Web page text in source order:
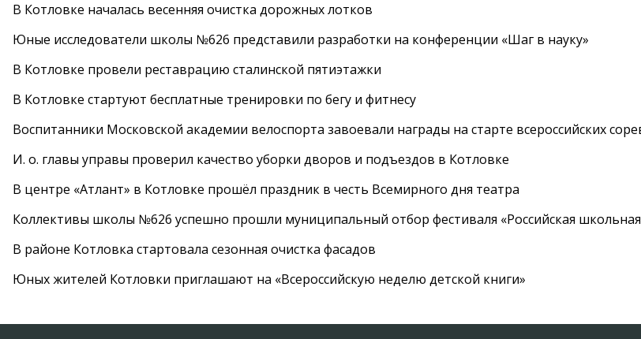
В Котловке началась весенняя очистка дорожных лотков
Юные исследователи школы №626 представили разработки на конференции «Шаг в науку»
В Котловке провели реставрацию сталинской пятиэтажки
В Котловке стартуют бесплатные тренировки по бегу и фитнесу
Воспитанники Московской академии велоспорта завоевали награды на старте всероссийских
И. о. главы управы проверил качество уборки дворов и подъездов в Котловке
В центре «Атлант» в Котловке прошёл праздник в честь Всемирного дня театра
Коллективы школы №626 успешно прошли муниципальный отбор фестиваля «Российская школьная
В районе Котловка стартовала сезонная очистка фасадов
Юных жителей Котловки приглашают на «Всероссийскую неделю детской книги»